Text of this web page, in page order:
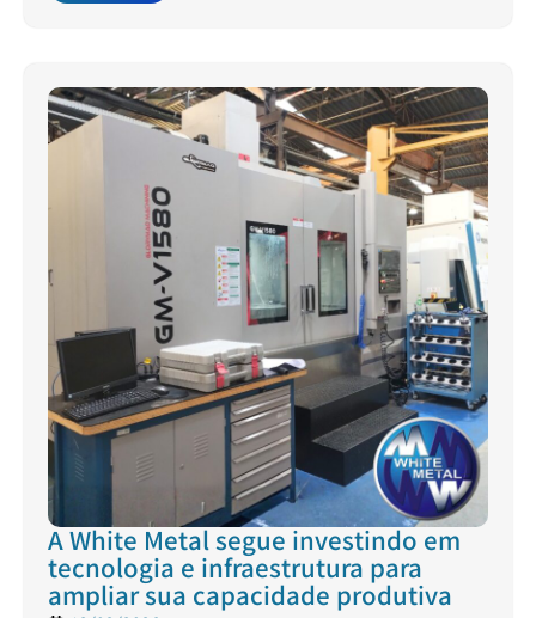
A White Metal segue investindo em
tecnologia e infraestrutura para
ampliar sua capacidade produtiva